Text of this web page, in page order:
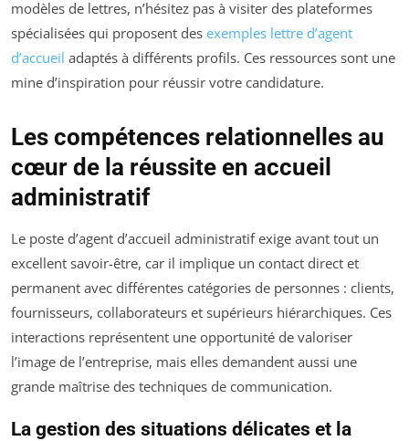
modèles de lettres, n’hésitez pas à visiter des plateformes
spécialisées qui proposent des exemples lettre d’agent
d’accueil adaptés à différents profils. Ces ressources sont une
mine d’inspiration pour réussir votre candidature.
Les compétences relationnelles au
cœur de la réussite en accueil
administratif
Le poste d’agent d’accueil administratif exige avant tout un
excellent savoir-être, car il implique un contact direct et
permanent avec différentes catégories de personnes : clients,
fournisseurs, collaborateurs et supérieurs hiérarchiques. Ces
interactions représentent une opportunité de valoriser
l’image de l’entreprise, mais elles demandent aussi une
grande maîtrise des techniques de communication.
La gestion des situations délicates et la